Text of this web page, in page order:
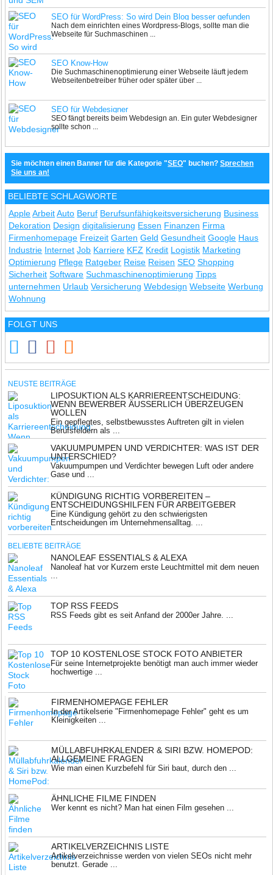
SEO für WordPress: So wird Dein Blog besser gefunden
Nach dem einrichten eines Wordpress-Blogs, sollte man die
Webseite für Suchmaschinen ...
SEO Know-How
Die Suchmaschinenoptimierung einer Webseite läuft jedem
Webseitenbetreiber früher oder später über ...
SEO für Webdesigner
SEO fängt bereits beim Webdesign an. Ein guter Webdesigner
sollte schon ...
Sie möchten einen Banner für die Kategorie "SEO" buchen?Sprechen
Sie uns an!
BELIEBTE SCHLAGWORTE
Apple Arbeit Auto Beruf Berufsunfähigkeitsversicherung Business
Dekoration Design digitalisierung Essen Finanzen Firma
Firmenhomepage Freizeit Garten Geld Gesundheit Google Haus
Industrie Internet Job Karriere KFZ Kredit Logistik Marketing
Optimierung Pflege Ratgeber Reise Reisen SEO Shopping
Sicherheit Software Suchmaschinenoptimierung Tipps
unternehmen Urlaub Versicherung Webdesign Webseite Werbung
Wohnung
FOLGT UNS
NEUSTE BEITRÄGE
LIPOSUKTION ALS KARRIEREENTSCHEIDUNG:
WENN BEWERBER ÄUSSERLICH ÜBERZEUGEN W
OLLEN
Ein gepflegtes, selbstbewusstes Auftreten gilt in vielen
Berufsfeldern als ...
VAKUUMPUMPEN UND VERDICHTER: WAS IST DER
UNTERSCHIED?
Vakuumpumpen und Verdichter bewegen Luft oder andere
Gase und ...
KÜNDIGUNG RICHTIG VORBEREITEN –
ENTSCHEIDUNGSHILFEN FÜR ARBEITGEBER
Eine Kündigung gehört zu den schwierigsten
Entscheidungen im Unternehmensalltag. ...
BELIEBTE BEITRÄGE
NANOLEAF ESSENTIALS & ALEXA
Nanoleaf hat vor Kurzem erste Leuchtmittel mit dem neuen
...
TOP RSS FEEDS
RSS Feeds gibt es seit Anfand der 2000er Jahre. ...
TOP 10 KOSTENLOSE STOCK FOTO ANBIETER
Für seine Internetprojekte benötigt man auch immer wieder
hochwertige ...
FIRMENHOMEPAGE FEHLER
In der Artikelserie "Firmenhomepage Fehler" geht es um
Kleinigkeiten ...
MÜLLABFUHRKALENDER & SIRI BZW. HOMEPOD:
ALLGEMEINE FRAGEN
Wie man einen Kurzbefehl für Siri baut, durch den ...
ÄHNLICHE FILME FINDEN
Wer kennt es nicht? Man hat einen Film gesehen ...
ARTIKELVERZEICHNIS LISTE
Artikelverzeichnisse werden von vielen SEOs nicht mehr
benutzt. Gerade ...